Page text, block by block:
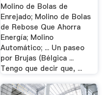
Molino de Bolas de
Enrejado; Molino de Bolas
de Rebose Que Ahorra
Energía; Molino
Automático; ... Un paseo
por Brujas (Bélgica ...
Tengo que decir que, ...